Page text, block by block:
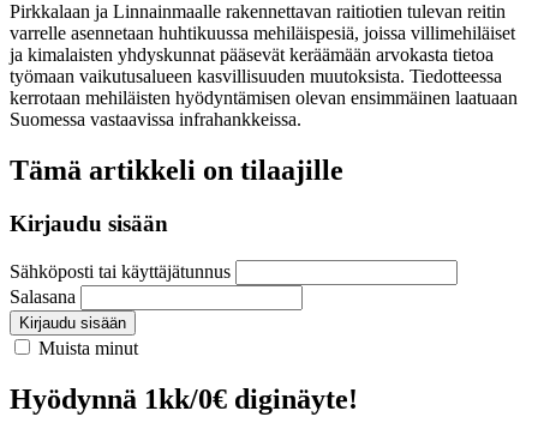
Pirkkalaan ja Linnainmaalle rakennettavan raitiotien tulevan reitin
varrelle asennetaan huhtikuussa mehiläispesiä, joissa villimehiläiset
ja kimalaisten yhdyskunnat pääsevät keräämään arvokasta tietoa
työmaan vaikutusalueen kasvillisuuden muutoksista. Tiedotteessa
kerrotaan mehiläisten hyödyntämisen olevan ensimmäinen laatuaan
Suomessa vastaavissa infrahankkeissa.
Tämä artikkeli on tilaajille
Kirjaudu sisään
Sähköposti tai käyttäjätunnus
Salasana
Kirjaudu sisään
Muista minut
Hyödynnä 1kk/0€ diginäyte!